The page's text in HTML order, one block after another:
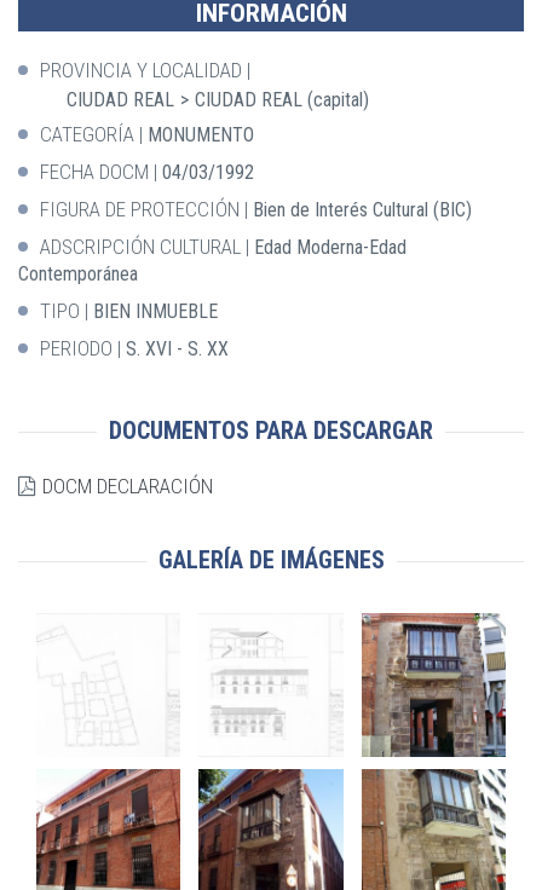
INFORMACIÓN
PROVINCIA Y LOCALIDAD
CIUDAD REAL CIUDAD REAL (capital)
CATEGORÍA MONUMENTO
FECHA DOCM 04/03/1992
FIGURA DE PROTECCIÓN Bien de Interés Cultural (BIC)
ADSCRIPCIÓN CULTURAL
Edad Moderna-Edad
Contemporánea
TIPO BIEN INMUEBLE
PERIODO S. XVI - S. XX
DOCUMENTOS PARA DESCARGAR
DOCM DECLARACIÓN
GALERÍA DE IMÁGENES